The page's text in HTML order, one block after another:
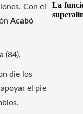
Con el
Acabó
(84).
die los
el pie
La